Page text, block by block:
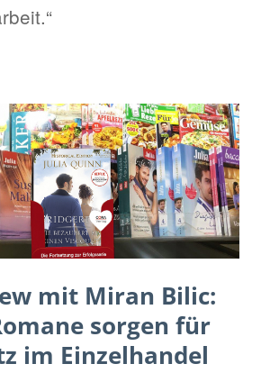
mit Miran Bilic:
sorgen für
im Einzelhandel